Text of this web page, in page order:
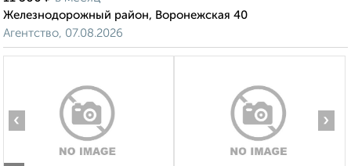
Железнодорожный район, Воронежская 40
Агентство, 07.08.2026
‹ ›